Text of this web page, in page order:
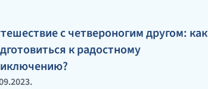
с четвероногим другом: как
к радостному